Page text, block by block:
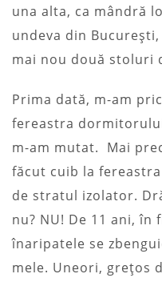
una alta, ca mândră
undeva din
mai nou două stoluri
Prima dată, m-am
fereastra
m-am mutat. Mai
făcut cuib la
de stratul izolator.
nu? NU! De 11 ani, în
înaripatele se
mele. Uneori, grețos